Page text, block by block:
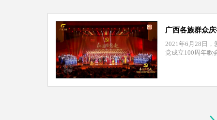
广西各族群众
2021年6月28日，
党成立100周年歌